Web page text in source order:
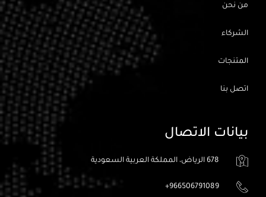
من نحن
الشركاء
المتنجات
اتصل بنا
بيانات الاتصال
678 الرياض، المملكة العربية السعودية
966506791089+